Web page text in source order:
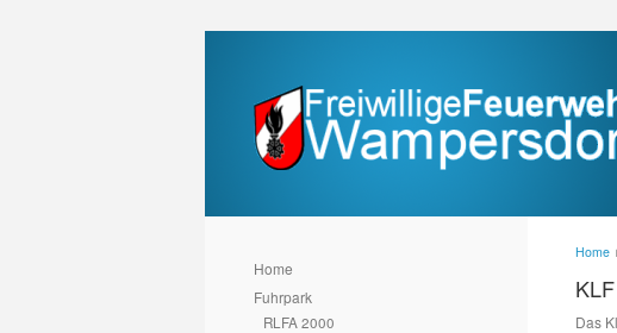
Home
Fuhrpark
RLFA 2000
Home
Das